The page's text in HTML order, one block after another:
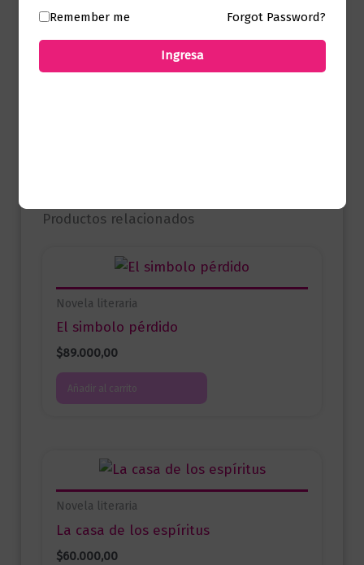
Solo los usuarios registrados que hayan
Productos relacionados
Novela literaria
El simbolo pérdido
$89.000,00
Añadir al carrito
Novela literaria
La casa de los espíritus
$60.000,00
Remember me Forgot Password?
Ingresa